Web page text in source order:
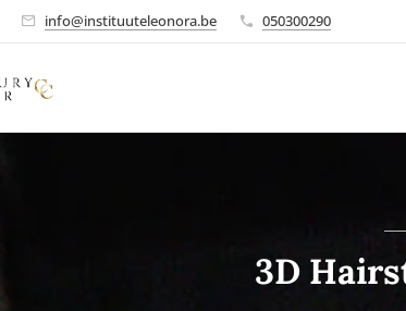
info@instituuteleonora.be 050300290
3D